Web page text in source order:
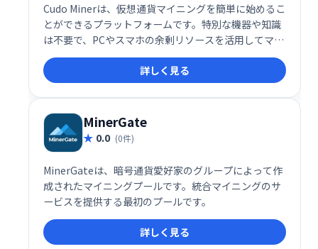
Cudo Minerは、仮想通貨マイニングを簡単に始めるこ
とができるプラットフォームです。特別な機器や知識
は不要で、PCやスマホの余剰リソースを活用してマイ
ニングに参加できます。効率的なマイニングと報酬の
獲得をサポートし、初心者でも気軽に仮想通貨の世界
に触れられます。
詳しく見る
MinerGate
0.0 (0件)
MinerGateは、暗号通貨愛好家のグループによって作
成されたマイニングプールです。統合マイニングのサ
ービスを提供する最初のプールです。
詳しく見る